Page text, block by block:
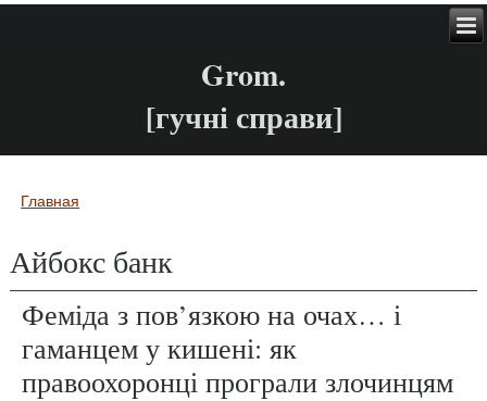
Grom.
[гучні справи]
Вы здесь
Главная
Айбокс банк
Феміда з пов’язкою на очах… і
гаманцем у кишені: як
правоохоронці програли злочинцям